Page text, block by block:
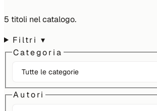
5 titoli nel catalogo.
Filtri▾
Categoria
Autori